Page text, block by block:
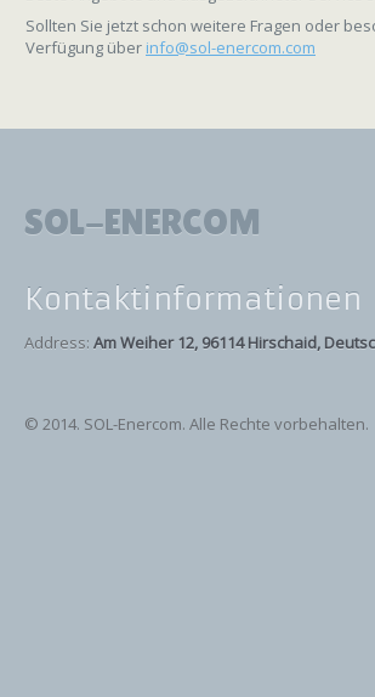
Sollten Sie jetzt schon weitere Fragen oder
Verfügung über info@sol-enercom.com
SOL-ENERCOM
Kontaktinformationen
Address: Am Weiher 12, 96114 Hirschaid,
© 2014. SOL-Enercom. Alle Rechte vorbehalten.